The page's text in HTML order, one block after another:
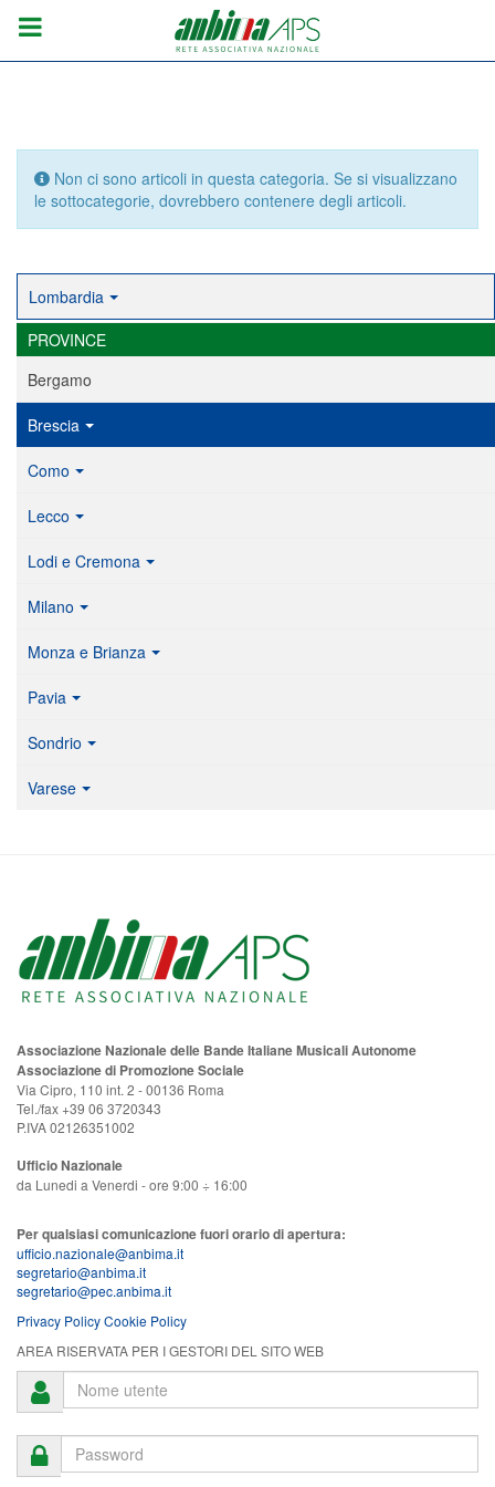
Info
Non ci sono articoli in questa categoria. Se si visualizzano
le sottocategorie, dovrebbero contenere degli articoli.
Lombardia
PROVINCE
Bergamo
Brescia
Como
Lecco
Lodi e Cremona
Milano
Monza e Brianza
Pavia
Sondrio
Varese
Associazione Nazionale delle Bande Italiane Musicali Autonome
Associazione di Promozione Sociale
Via Cipro, 110 int. 2 - 00136 Roma
Tel./fax +39 06 3720343
P.IVA 02126351002
Ufficio Nazionale
da Lunedi a Venerdi - ore 9:00 ÷ 16:00
Per qualsiasi comunicazione fuori orario di apertura:
ufficio.nazionale@anbima.it
segretario@anbima.it
segretario@pec.anbima.it
Privacy PolicyCookie Policy
AREA RISERVATA PER I GESTORI DEL SITO WEB